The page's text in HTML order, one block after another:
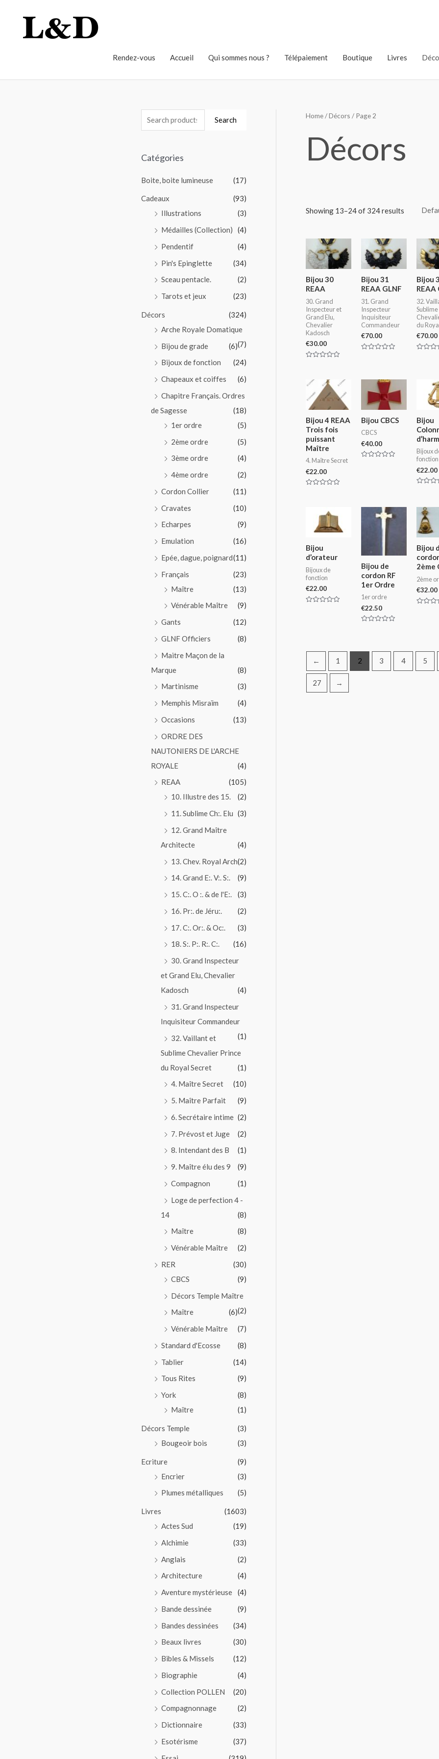
Rendez-vous Accueil Qui sommes nous ? Télépaiement Boutique Livres
Search
Catégories
Boite, boite lumineuse (17)
Cadeaux
(93)
Illustrations
(3)
Médailles (Collection)
(4)
Pendentif
(4)
Pin's Epinglette
(34)
Sceau pentacle.
(2)
Tarots et jeux
(23)
Décors
(324)
Arche Royale Domatique
(7)
Bijou de grade
(6)
Bijoux de fonction
(24)
Chapeaux et coiffes
(6)
Chapitre Français. Ordres
de Sagesse
(18)
1er ordre
(5)
2ème ordre
(5)
3ème ordre
(4)
4ème ordre
(2)
Cordon Collier
(11)
Cravates
(10)
Echarpes
(9)
Emulation
(16)
Epée, dague, poignard(11)
Français
(23)
Maître
(13)
Vénérable Maître
(9)
Gants
(12)
GLNF Officiers
(8)
Maitre Maçon de la
Marque
(8)
Martinisme
(3)
Memphis Misraïm
(4)
Occasions
(13)
ORDRE DES
NAUTONIERS DE L'ARCHE
ROYALE
(4)
REAA
(105)
10. Illustre des 15.
(2)
11. Sublime Ch:. Elu (3)
12. Grand Maître
Architecte
(4)
13. Chev. Royal Arch(2)
14. Grand E:. V:. S:.
(9)
15. C:. O :. & de l'E:.
(3)
16. Pr:. de Jéru:.
(2)
17. C:. Or:. & Oc:.
(3)
18. S:. P:. R:. C:.
(16)
30. Grand Inspecteur
et Grand Elu, Chevalier
Kadosch
(4)
31. Grand Inspecteur
Inquisiteur Commandeur
(1)
32. Vaillant et
Sublime Chevalier Prince
du Royal Secret
(1)
4. Maître Secret
(10)
5. Maître Parfait
(9)
6. Secrétaire intime (2)
7. Prévost et Juge
(2)
8. Intendant des B
(1)
9. Maître élu des 9
(9)
Compagnon
(1)
Loge de perfection 4 -
14
(8)
Maître
(8)
Vénérable Maître
(2)
RER
(30)
CBCS
(9)
Décors Temple Maître
(2)
Maître
(6)
Vénérable Maître
(7)
Standard d'Ecosse
(8)
Tablier
(14)
Tous Rites
(9)
York
(8)
Maître
(1)
Décors Temple
(3)
Bougeoir bois
(3)
Ecriture
(9)
Encrier
(3)
Plumes métalliques
(5)
Livres
(1603)
Actes Sud
(19)
Alchimie
(33)
Anglais
(2)
Architecture
(4)
Aventure mystérieuse
(4)
Bande dessinée
(9)
Bandes dessinées
(34)
Beaux livres
(30)
Bibles & Missels
(12)
Biographie
(4)
Collection POLLEN
(20)
Compagnonnage
(2)
Dictionnaire
(33)
Esotérisme
(37)
Home/Décors / Page 2
Décors
Showing 13–24 of 324 results
Bijou 30
REAA
30. Grand
Inspecteur et
Grand Elu,
Chevalier
Kadosch
€30.00
of
5
Bijou 31
REAA GLNF
31. Grand
Inspecteur
Inquisiteur
Commandeur
€70.00
5
Bijou
REAA
32.
Sublime
du
€70.00
Bijou 4 REAA
Trois fois
puissant
Maître
4. Maître Secret
€22.00
Bijou CBCS
CBCS
€40.00
Bijou
Bijoux
fonction
€22.00
of
Bijou
d’orateur
Bijoux de
fonction
€22.00
Bijou de
cordon RF
1er Ordre
1er ordre
€22.50
5
Bijou
2ème
2ème
€32.00
← 1 2 3 4 5
27 →